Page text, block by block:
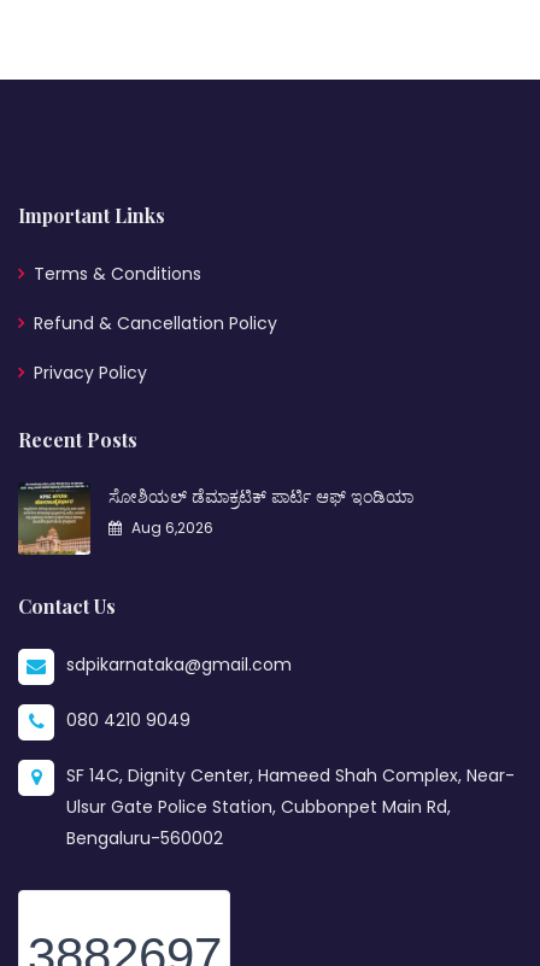
Important Links
Terms & Conditions
Refund & Cancellation Policy
Privacy Policy
Recent Posts
ಸೋಶಿಯಲ್ ಡೆಮಾಕ್ರಟಿಕ್ ಪಾರ್ಟಿ ಆಫ್ ಇಂಡಿಯಾ
Aug 6,2026
Contact Us
sdpikarnataka@gmail.com
080 4210 9049
SF 14C, Dignity Center, Hameed Shah Complex, Near-
Ulsur Gate Police Station, Cubbonpet Main Rd,
Bengaluru-560002